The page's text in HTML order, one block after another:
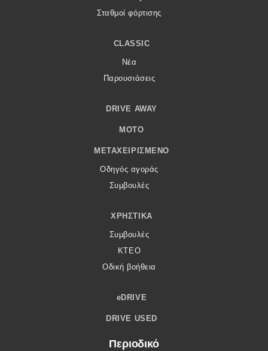
Σταθμοί φόρτισης
CLASSIC
Νέα
Παρουσιάσεις
DRIVE AWAY
MOTO
ΜΕΤΑΧΕΙΡΙΣΜΈΝΟ
Οδηγός αγοράς
Συμβουλές
ΧΡΗΣΤΙΚΆ
Συμβουλές
ΚΤΕΟ
Οδική βοήθεια
eDRIVE
DRIVE USED
Περιοδικό